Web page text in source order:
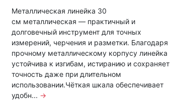
Металлическая линейка 30
см металлическая — практичный и
долговечный инструмент для точных
измерений, черчения и разметки. Благодаря
прочному металлическому корпусу линейка
устойчива к изгибам, истиранию и сохраняет
точность даже при длительном
использовании.Чёткая шкала обеспечивает
удобн... →